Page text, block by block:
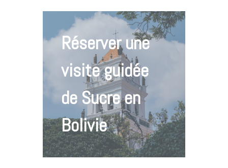
Réserver une
visite guidée
de Sucre en
Bolivie